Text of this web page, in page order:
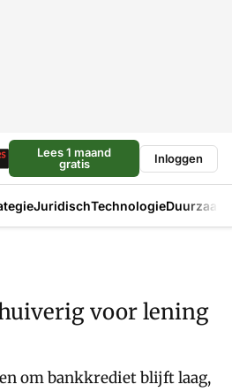
Lees 1 maand
gratis
Inloggen
JuridischTechnologie
voor lening
om bankkrediet blijft laag,